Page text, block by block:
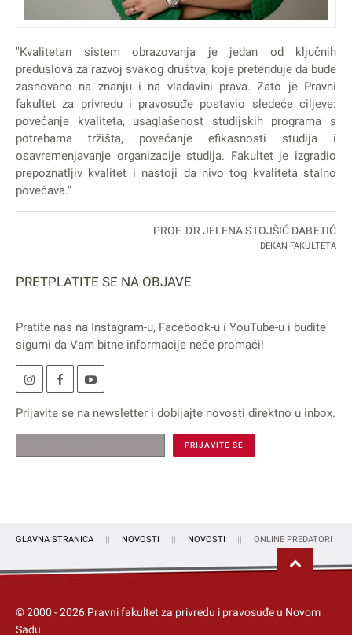
"Kvalitetan sistem obrazovanja je jedan od ključnih
preduslova za razvoj svakog društva, koje pretenduje da bude
zasnovano na znanju i na vladavini prava. Zato je Pravni
fakultet za privredu i pravosuđe postavio sledeće ciljeve:
povećanje kvaliteta, usaglašenost studijskih programa s
potrebama tržišta, povećanje efikasnosti studija i
osavremenjavanje organizacije studija. Fakultet je izgradio
prepoznatljiv kvalitet i nastoji da nivo tog kvaliteta stalno
povećava."
PROF. DR JELENA STOJŠIĆ DABETIĆ
DEKAN FAKULTETA
PRETPLATITE SE NA OBJAVE
Pratite nas na Instagram-u, Facebook-u i YouTube-u i budite
sigurni da Vam bitne informacije neće promaći!
Prijavite se na newsletter i dobijajte novosti direktno u inbox.
GLAVNA STRANICA NOVOSTI NOVOSTI ONLINE PREDATORI
© 2000 -2026 Pravni fakultet za privredu i pravosuđe u Novom
Sadu.